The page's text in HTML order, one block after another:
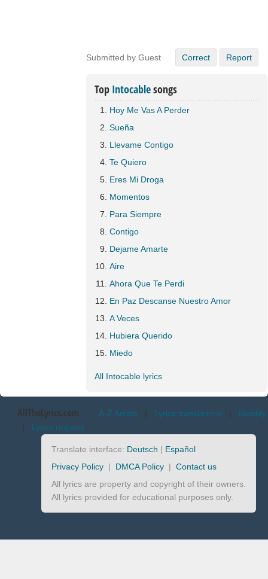
Submitted by Guest Correct Report
Top Intocablesongs
Hoy Me Vas A Perder
Sueña
Llevame Contigo
Te Quiero
Eres Mi Droga
Momentos
Para Siempre
Contigo
Dejame Amarte
Aire
Ahora Que Te Perdi
En Paz Descanse Nuestro Amor
A Veces
Hubiera Querido
Miedo
All Intocable lyrics
AllTheLyrics.com A-Z Artists | Lyrics translations | Identify
| Lyrics request
Translate interface: Deutsch | Español
Privacy Policy | DMCA Policy | Contact us
All lyrics are property and copyright of their owners.
All lyrics provided for educational purposes only.